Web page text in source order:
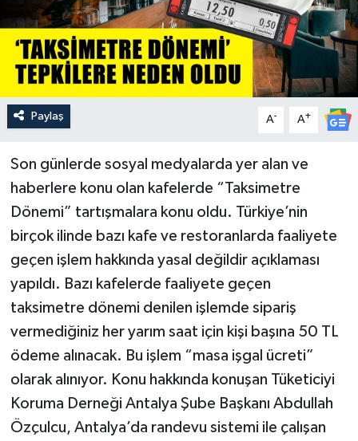
Paylaş A- A+
Son günlerde sosyal medyalarda yer alan ve
haberlere konu olan kafelerde “Taksimetre
Dönemi” tartışmalara konu oldu. Türkiye’nin
birçok ilinde bazı kafe ve restoranlarda faaliyete
geçen işlem hakkında yasal değildir açıklaması
yapıldı. Bazı kafelerde faaliyete geçen
taksimetre dönemi denilen işlemde sipariş
vermediğiniz her yarım saat için kişi başına 50 TL
ödeme alınacak. Bu işlem “masa işgal ücreti”
olarak alınıyor. Konu hakkında konuşan Tüketiciyi
Koruma Derneği Antalya Şube Başkanı Abdullah
Özçulcu, Antalya’da randevu sistemi ile çalışan
Siyaset
Spor